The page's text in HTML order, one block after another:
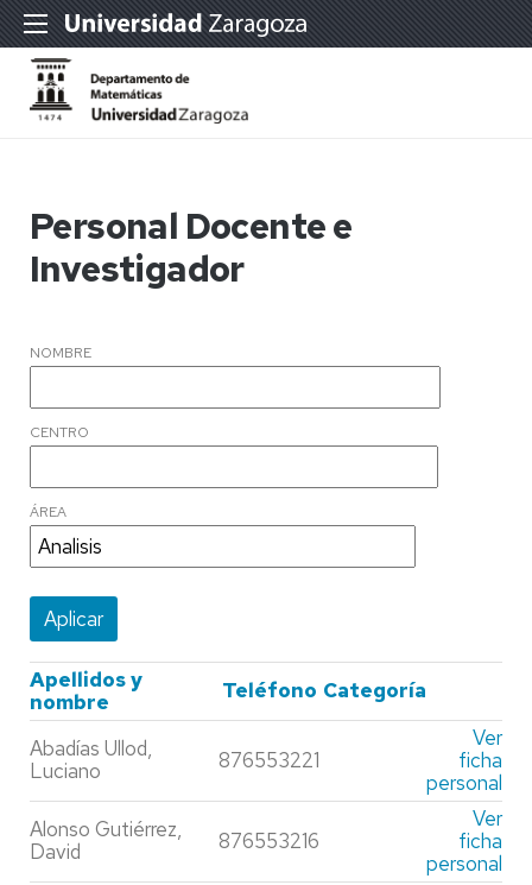
Personal Docente e
Investigador
NOMBRE
CENTRO
ÁREA
Apellidos y
nombre
Teléfono Categoría
Abadías Ullod,
Luciano
876553221
Ver
ficha
personal
Alonso Gutiérrez,
David
876553216
Ver
ficha
personal